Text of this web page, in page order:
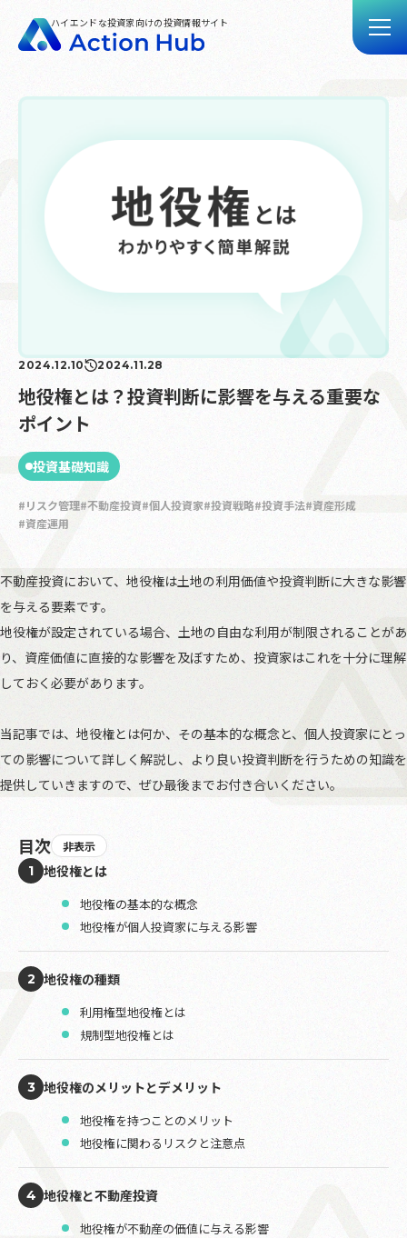
ハイエンドな投資家向けの投資情報サイト
Action Hubとは
お問い合わせ
2024.12.10 2024.11.28
地役権とは？投資判断に影響を与える重要な
ポイント
投資基礎知識
リスク管理 不動産投資 個人投資家 投資戦略 投資手法 資産形成
資産運用
不動産投資において、地役権は土地の利用価値や投資判断に大きな影響
を与える要素です。
地役権が設定されている場合、土地の自由な利用が制限されることがあ
り、資産価値に直接的な影響を及ぼすため、投資家はこれを十分に理解
しておく必要があります。
当記事では、地役権とは何か、その基本的な概念と、個人投資家にとっ
ての影響について詳しく解説し、より良い投資判断を行うための知識を
提供していきますので、ぜひ最後までお付き合いください。
目次 非表示
1 地役権とは
地役権の基本的な概念
地役権が個人投資家に与える影響
2 地役権の種類
利用権型地役権とは
規制型地役権とは
3 地役権のメリットとデメリット
地役権を持つことのメリット
地役権に関わるリスクと注意点
4 地役権と不動産投資
地役権が不動産の価値に与える影響